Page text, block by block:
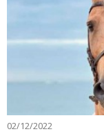
02/12/2022